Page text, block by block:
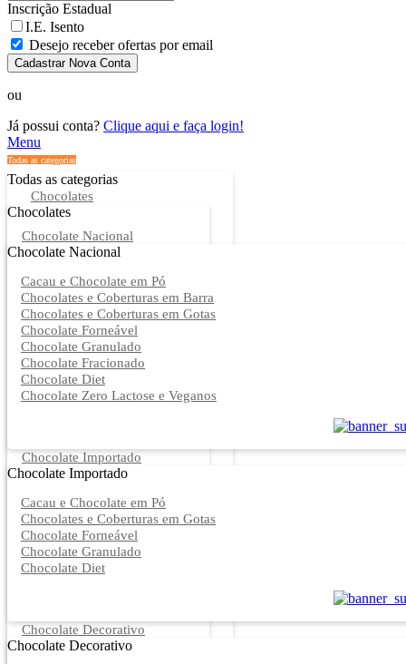
Inscrição Estadual
I.E. Isento
Desejo receber ofertas por email
Cadastrar Nova Conta
ou
Já possui conta? Clique aqui e faça login!
Menu
Todas as categorias
Todas as categorias
Chocolates
Chocolates
Chocolate Nacional
Chocolate Nacional
Cacau e Chocolate em Pó
Chocolates e Coberturas em Barra
Chocolates e Coberturas em Gotas
Chocolate Forneável
Chocolate Granulado
Chocolate Fracionado
Chocolate Diet
Chocolate Zero Lactose e Veganos
Chocolate Importado
Chocolate Importado
Cacau e Chocolate em Pó
Chocolates e Coberturas em Gotas
Chocolate Forneável
Chocolate Granulado
Chocolate Diet
Chocolate Decorativo
Chocolate Decorativo